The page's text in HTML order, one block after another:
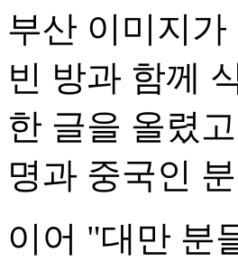
부산 이미지
빈 방과 함께
한 글을 올렸
명과 중국인
이어 "대만 분